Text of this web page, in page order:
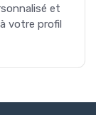
et
votre profil